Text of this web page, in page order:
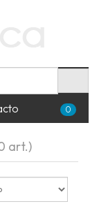
0
art.)